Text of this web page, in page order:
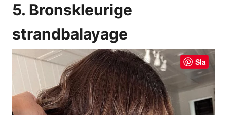
5. Bronskleurige
strandbalayage
Sla